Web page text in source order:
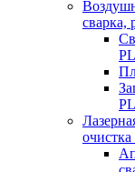
сварка,
очистка